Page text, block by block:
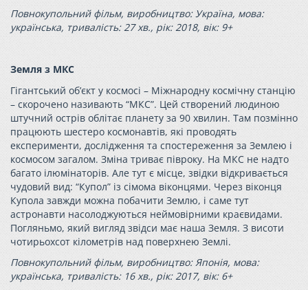
Повнокупольний фільм, виробництво: Україна, мова:
українська, тривалість: 27 хв., рік: 2018, вік: 9+
Земля з МКС
Гігантський об’єкт у космосі – Міжнародну космічну станцію
– скорочено називають “МКС”. Цей створений людиною
штучний острів облітає планету за 90 хвилин. Там позмінно
працюють шестеро космонавтів, які проводять
експерименти, дослідження та спостереження за Землею і
космосом загалом. Зміна триває півроку. На МКС не надто
багато ілюмінаторів. Але тут є місце, звідки відкривається
чудовий вид: “Купол” із сімома віконцями. Через віконця
Купола завжди можна побачити Землю, і саме тут
астронавти насолоджуються неймовірними краєвидами.
Погляньмо, який вигляд звідси має наша Земля. З висоти
чотирьохсот кілометрів над поверхнею Землі.
Повнокупольний фільм, виробництво: Японія, мова:
українська, тривалість: 16 хв., рік: 2017, вік: 6+